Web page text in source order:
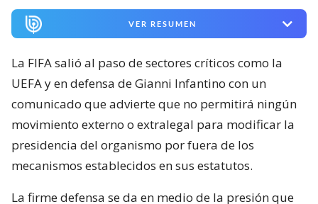
VER RESUMEN
La FIFA salió al paso de sectores críticos como la
UEFA y en defensa de Gianni Infantino con un
comunicado que advierte que no permitirá ningún
movimiento externo o extralegal para modificar la
presidencia del organismo por fuera de los
mecanismos establecidos en sus estatutos.
La firme defensa se da en medio de la presión que